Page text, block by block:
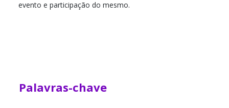
evento e participação do mesmo.
Palavras-chave